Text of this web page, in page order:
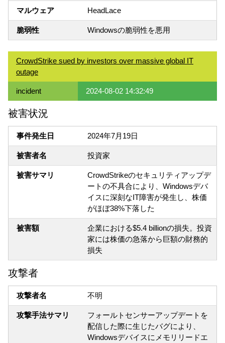
マルウェア HeadLace
脆弱性 Windowsの脆弱性を悪用
CrowdStrike sued by investors over massive global IT
outage
incident 2024-08-02 14:32:49
被害状況
事件発生日 2024年7月19日
被害者名 投資家
被害サマリ
CrowdStrikeのセキュリティアップデ
ートの不具合により、Windowsデバ
イスに深刻なIT障害が発生し、株価
がほぼ38%下落した
被害額
企業における$5.4 billionの損失。投資
家には株価の急落から巨額の財務的
損失
攻撃者
攻撃者名 不明
攻撃手法サマリ
フォールトセンサーアップデートを
配信した際に生じたバグにより、
Windowsデバイスにメモリリードエ